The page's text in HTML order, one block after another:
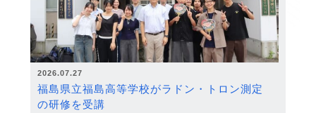
2026.07.27
福島県立福島高等学校がラドン・トロン測定
の研修を受講